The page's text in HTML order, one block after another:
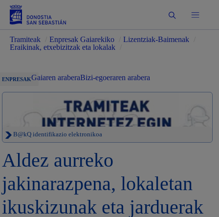
Bilatu
Tramiteak Enpresak Gaiarekiko Lizentziak-Baimenak
Eraikinak, etxebizitzak eta lokalak
ENPRESAKGaiaren araberaBizi-egoeraren arabera
B@kQ identifikazio elektronikoa
Aldez aurreko
jakinarazpena, lokaletan
ikuskizunak eta jarduerak